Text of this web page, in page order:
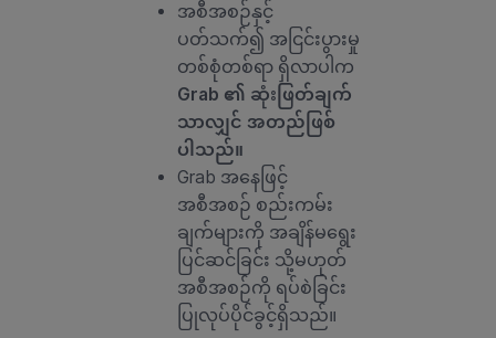
အစီအစဉ်နှင့်
ပတ်သက်၍ အငြင်းပွားမှု
တစ်စုံတစ်ရာ ရှိလာပါက
Grab ၏ ဆုံးဖြတ်ချက်
သာလျှင် အတည်ဖြစ်
ပါသည်။
Grab အနေဖြင့်
အစီအစဉ် စည်းကမ်း
ချက်များကို အချိန်မရွေး
ပြင်ဆင်ခြင်း သို့မဟုတ်
အစီအစဉ်ကို ရပ်စဲခြင်း
ပြုလုပ်ပိုင်ခွင့်ရှိသည်။